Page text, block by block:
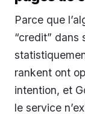
Parce que
“credit” dans
rankent ont
intention, et
le service